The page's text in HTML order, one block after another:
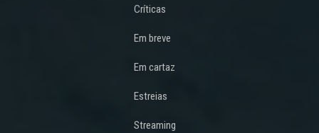
Críticas
Em breve
Em cartaz
Estreias
Streaming